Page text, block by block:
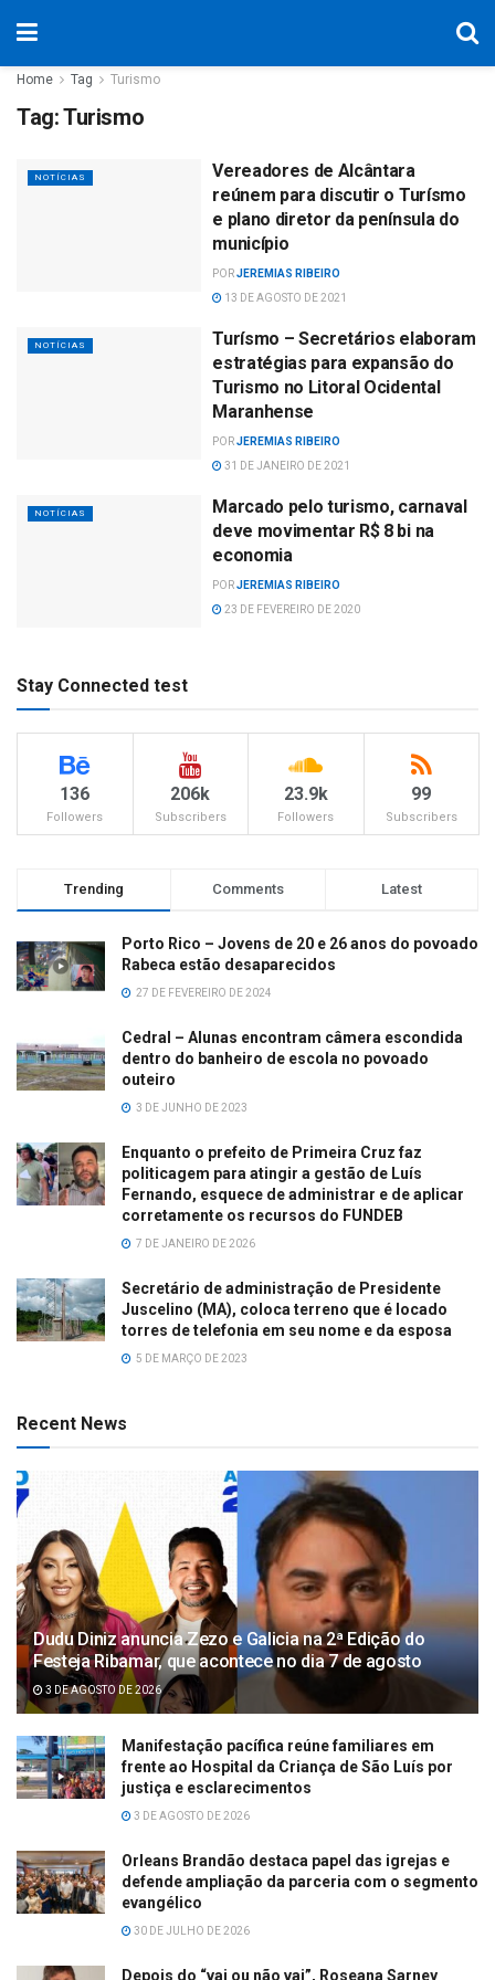
Home Tag Turismo
Tag:Turismo
NOTÍCIAS
Vereadores de Alcântara
reúnem para discutir o Turísmo
e plano diretor da península do
município
PORJEREMIAS RIBEIRO
13 DE AGOSTO DE 2021
NOTÍCIAS
Turísmo – Secretários elaboram
estratégias para expansão do
Turismo no Litoral Ocidental
Maranhense
PORJEREMIAS RIBEIRO
31 DE JANEIRO DE 2021
NOTÍCIAS
Marcado pelo turismo, carnaval
deve movimentar R$ 8 bi na
economia
PORJEREMIAS RIBEIRO
23 DE FEVEREIRO DE 2020
Stay Connected test
136
Followers
206k
Subscribers
23.9k
Followers
99
Subscribers
Trending Comments Latest
Porto Rico – Jovens de 20 e 26 anos do povoado
Rabeca estão desaparecidos
27 DE FEVEREIRO DE 2024
Cedral – Alunas encontram câmera escondida
dentro do banheiro de escola no povoado
outeiro
3 DE JUNHO DE 2023
Enquanto o prefeito de Primeira Cruz faz
politicagem para atingir a gestão de Luís
Fernando, esquece de administrar e de aplicar
corretamente os recursos do FUNDEB
7 DE JANEIRO DE 2026
Secretário de administração de Presidente
Juscelino (MA), coloca terreno que é locado
torres de telefonia em seu nome e da esposa
5 DE MARÇO DE 2023
Recent News
Dudu Diniz anuncia Zezo e Galicia na 2ª Edição do
Festeja Ribamar, que acontece no dia 7 de agosto
3 DE AGOSTO DE 2026
Manifestação pacífica reúne familiares em
frente ao Hospital da Criança de São Luís por
justiça e esclarecimentos
3 DE AGOSTO DE 2026
Orleans Brandão destaca papel das igrejas e
defende ampliação da parceria com o segmento
evangélico
30 DE JULHO DE 2026
Depois do “vai ou não vai”, Roseana Sarney